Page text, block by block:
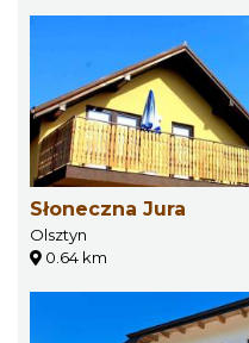
Słoneczna Jura
Olsztyn
0.64 km